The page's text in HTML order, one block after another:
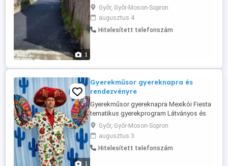
1
Udvarok,bejárok,parkolók,utak,aszfaltozását
Kátyúzás,javítás,marás
Alapozás,hengerelés,javítás Kisebb és
nagyobb munkákat egyaránt -Gyors,
Győr, Győr-Moson-Sopron
augusztus 4
Hitelesített telefonszám
1
Gyerekműsor gyereknapra és
rendezvényre
Gyerekműsor gyereknapra Mexikói Fiesta
tematikus gyerekprogram Látványos és
interaktív Mexikói Fiesta gyerekműsor
rendelhető gyereknapokra, majálisokra,
falunapokra, városi rendezvényekre,
fesztiválokra és céges családi napokra. A
Győr, Győr-Moson-Sopron
augusztus 3
Hitelesített telefonszám